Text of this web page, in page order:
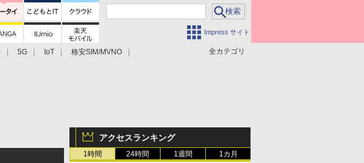
Impress サイト
全カテゴリ
5G IoT
格安SIM/MVNO
アクセスランキング
1時間 24時間 1週間 1カ月